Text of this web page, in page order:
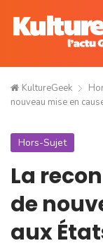
KultureGeek
nouveau mise en
Hors-Sujet
La
de
aux